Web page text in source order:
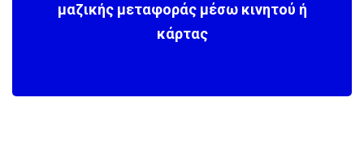
μαζικής μεταφοράς μέσω κινητού ή
κάρτας